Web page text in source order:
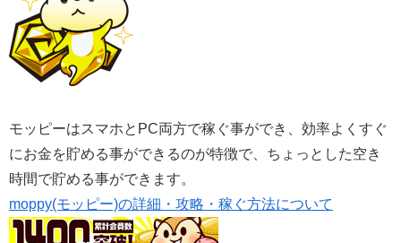
モッピーはスマホとPC両方で稼ぐ事ができ、効率よくすぐ
にお金を貯める事ができるのが特徴で、ちょっとした空き
時間で貯める事ができます。
moppy(モッピー)の詳細・攻略・稼ぐ方法について